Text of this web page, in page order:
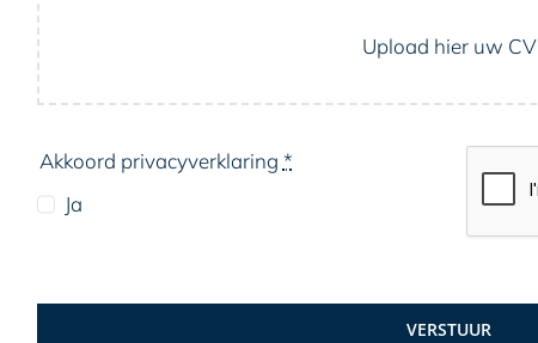
Upload hier uw CV
Akkoord privacyverklaring *
Ja
VERSTUUR